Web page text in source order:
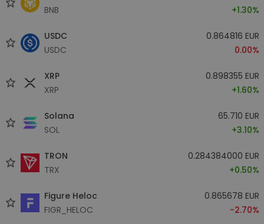
BNB
+1.30%
USDC
USDC
0.864816 EUR
0.00%
XRP
XRP
0.898355 EUR
+1.60%
Solana
SOL
65.710 EUR
+3.10%
TRON
TRX
0.284384000 EUR
+0.50%
Figure Heloc
FIGR_HELOC
0.865678 EUR
-2.70%